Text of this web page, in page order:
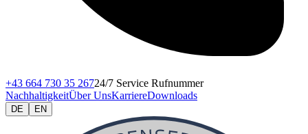
+43 664 730 35 26724/7 Service Rufnummer
NachhaltigkeitÜber UnsKarriereDownloads
DE EN